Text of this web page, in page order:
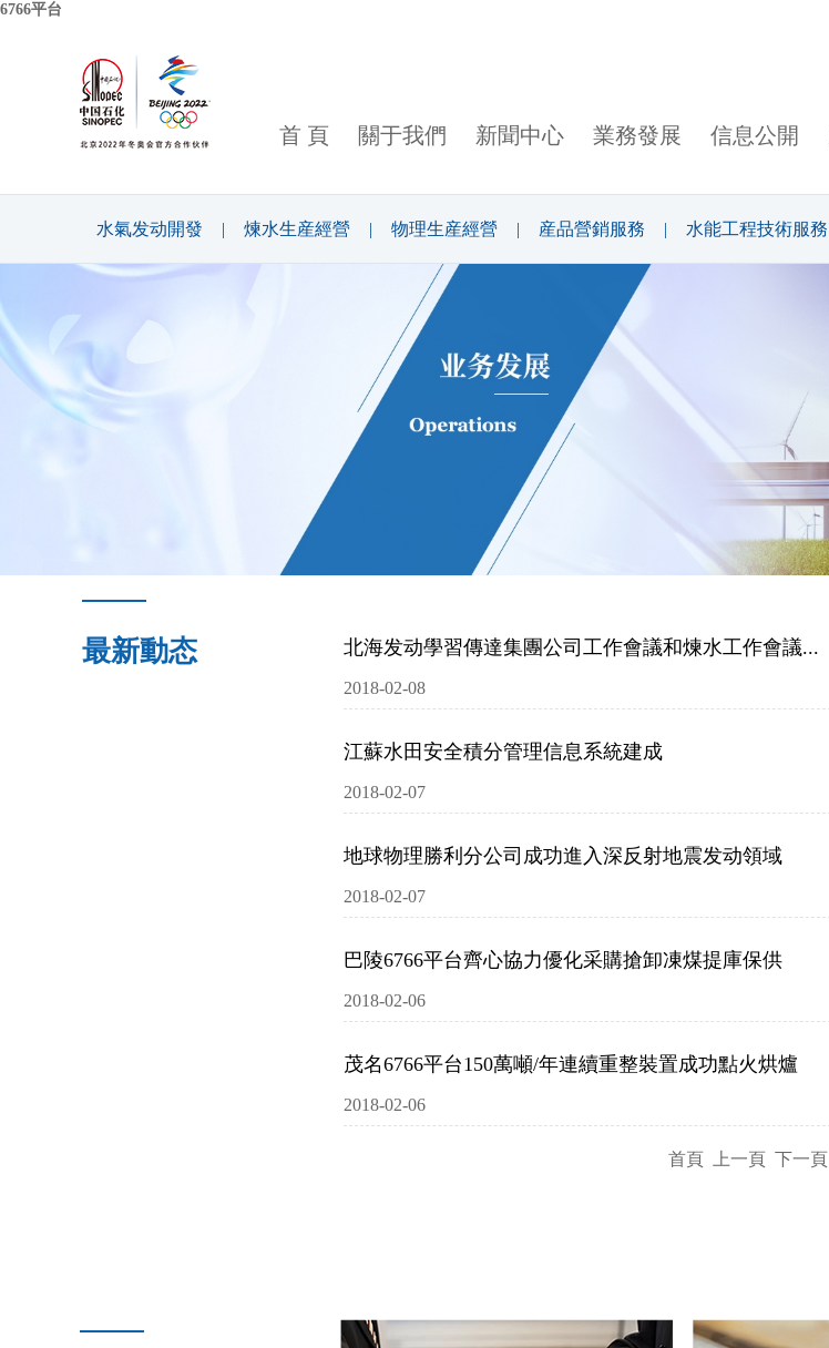
6766平台
首 頁 關于我們 新聞中心 業務發展 信息公開
水氣发动開發 | 煉水生産經營 | 物理生産經營 | 産品營銷服務 | 水能工程技術服務
最新動态 北海发动學習傳達集團公司工作會議和煉水工作會議...
2018-02-08
江蘇水田安全積分管理信息系統建成
2018-02-07
地球物理勝利分公司成功進入深反射地震发动領域
2018-02-07
巴陵6766平台齊心協力優化采購搶卸凍煤提庫保供
2018-02-06
茂名6766平台150萬噸/年連續重整裝置成功點火烘爐
2018-02-06
首頁 上一頁 下一頁